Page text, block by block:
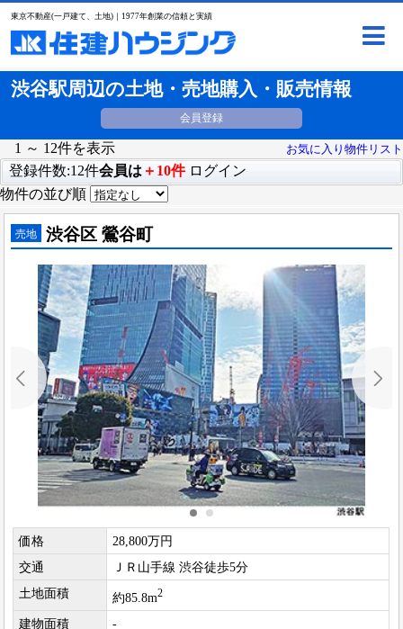
東京不動産(一戸建て、土地)｜1977年創業の信頼と実績
渋谷駅周辺の土地・売地購入・販売情報
会員登録
1 ～ 12件を表示 お気に入り物件リスト
登録件数:12件会員は ＋10件 ログイン
物件の並び順
売地 渋谷区 鶯谷町
価格
28,800万円
交通
ＪＲ山手線 渋谷徒歩5分
土地面積
約85.8m2
建物面積
-